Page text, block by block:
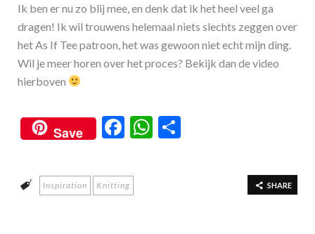
Ik ben er nu zo blij mee, en denk dat ik het heel veel ga
dragen! Ik wil trouwens helemaal niets slechts zeggen over
het As If Tee patroon, het was gewoon niet echt mijn ding.
Wil je meer horen over het proces? Bekijk dan de video
hierboven
Save
F
e
b
W
SHARE
Inspiration Knitting